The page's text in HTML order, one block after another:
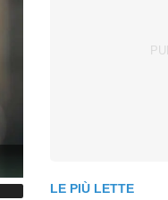
LE PIÙ LETTE